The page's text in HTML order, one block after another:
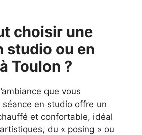
choisir une
studio ou en
Toulon ?
que vous
séance en studio offre un
et confortable, idéal
du « posing » ou